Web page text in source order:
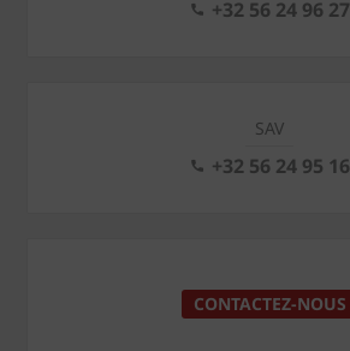
+32 56 24 96 27
SAV
+32 56 24 95 16
CONTACTEZ-NOUS